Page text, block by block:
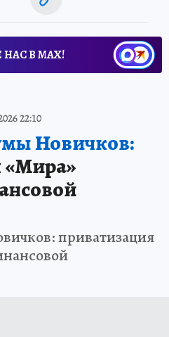
НАС В МАХ!
22:10
Новичков:
«Мира»
приватизация